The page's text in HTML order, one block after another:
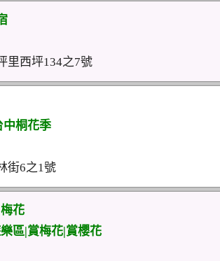
里西坪134之7號
中桐花季
街6之1號
花
區|賞梅花|賞櫻花